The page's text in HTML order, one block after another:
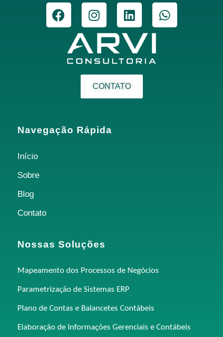
CONTATO
Navegação Rápida
Início
Sobre
Blog
Contato
Nossas Soluções
Mapeamento dos Processos de Negócios
Parametrização de Sistemas ERP
Plano de Contas e Balancetes Contábeis
Elaboração de Informações Gerenciais e Contábeis